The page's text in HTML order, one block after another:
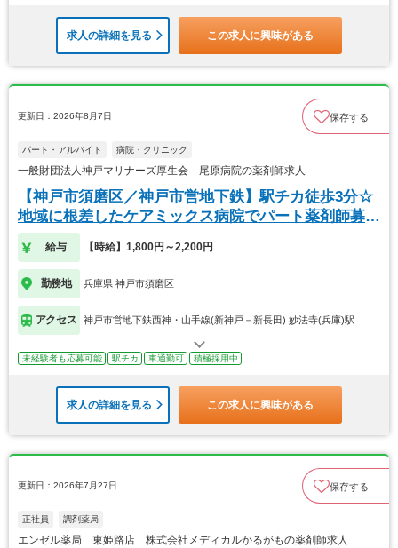
求人の詳細を見る この求人に興味がある
更新日：2026年8月7日 保存する
パート・アルバイト 病院・クリニック
一般財団法人神戸マリナーズ厚生会 尾原病院の薬剤師求人
【神戸市須磨区／神戸市営地下鉄】駅チカ徒歩3分☆
地域に根差したケアミックス病院でパート薬剤師募
集！
給与 【時給】1,800円～2,200円
勤務地 兵庫県 神戸市須磨区
アクセス 神戸市営地下鉄西神・山手線(新神戸－新長田) 妙法寺(兵庫)駅
未経験者も応募可能 駅チカ 車通勤可 積極採用中
求人の詳細を見る この求人に興味がある
更新日：2026年7月27日 保存する
正社員 調剤薬局
エンゼル薬局 東姫路店 株式会社メディカルかるがもの薬剤師求人